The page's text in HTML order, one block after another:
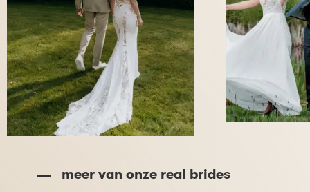
meer van onze real brides